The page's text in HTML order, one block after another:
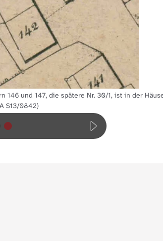
146 und 147, die spätere Nr. 30/1, ist in der
S13/0842)